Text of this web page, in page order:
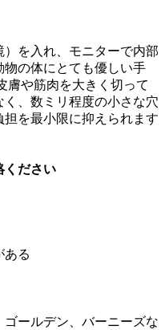
を入れ、モニターで内部
物の体にとても優しい手
膚や筋肉を大きく切って
、数ミリ程度の小さな穴
を最小限に抑えられます
ください
ある
ールデン、バーニーズな